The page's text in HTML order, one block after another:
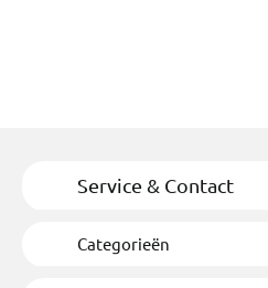
Service & Contact
Categorieën